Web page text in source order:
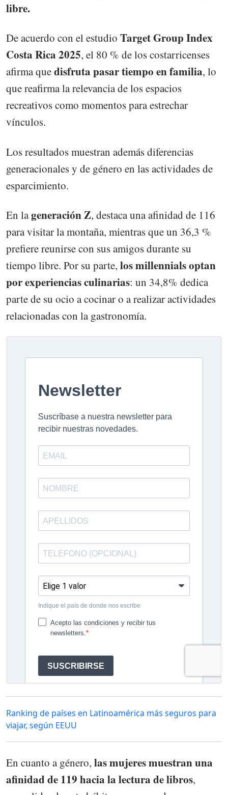
libre.
De acuerdo con el estudio Target Group Index
Costa Rica 2025, el 80 % de los costarricenses
afirma quedisfruta pasar tiempo en familia, lo
que reafirma la relevancia de los espacios
recreativos como momentos para estrechar
vínculos.
Los resultados muestran además diferencias
generacionales y de género en las actividades de
esparcimiento.
En lageneración Z, destaca una afinidad de 116
para visitar la montaña, mientras que un 36,3 %
prefiere reunirse con sus amigos durante su
tiempo libre. Por su parte, los millennials optan
por experiencias culinarias: un 34,8% dedica
parte de su ocio a cocinar o a realizar actividades
relacionadas con la gastronomía.
Ranking de países en Latinoamérica más seguros para
viajar, según EEUU
En cuanto a género, las mujeres muestran una
afinidad de 119 hacia la lectura de libros,